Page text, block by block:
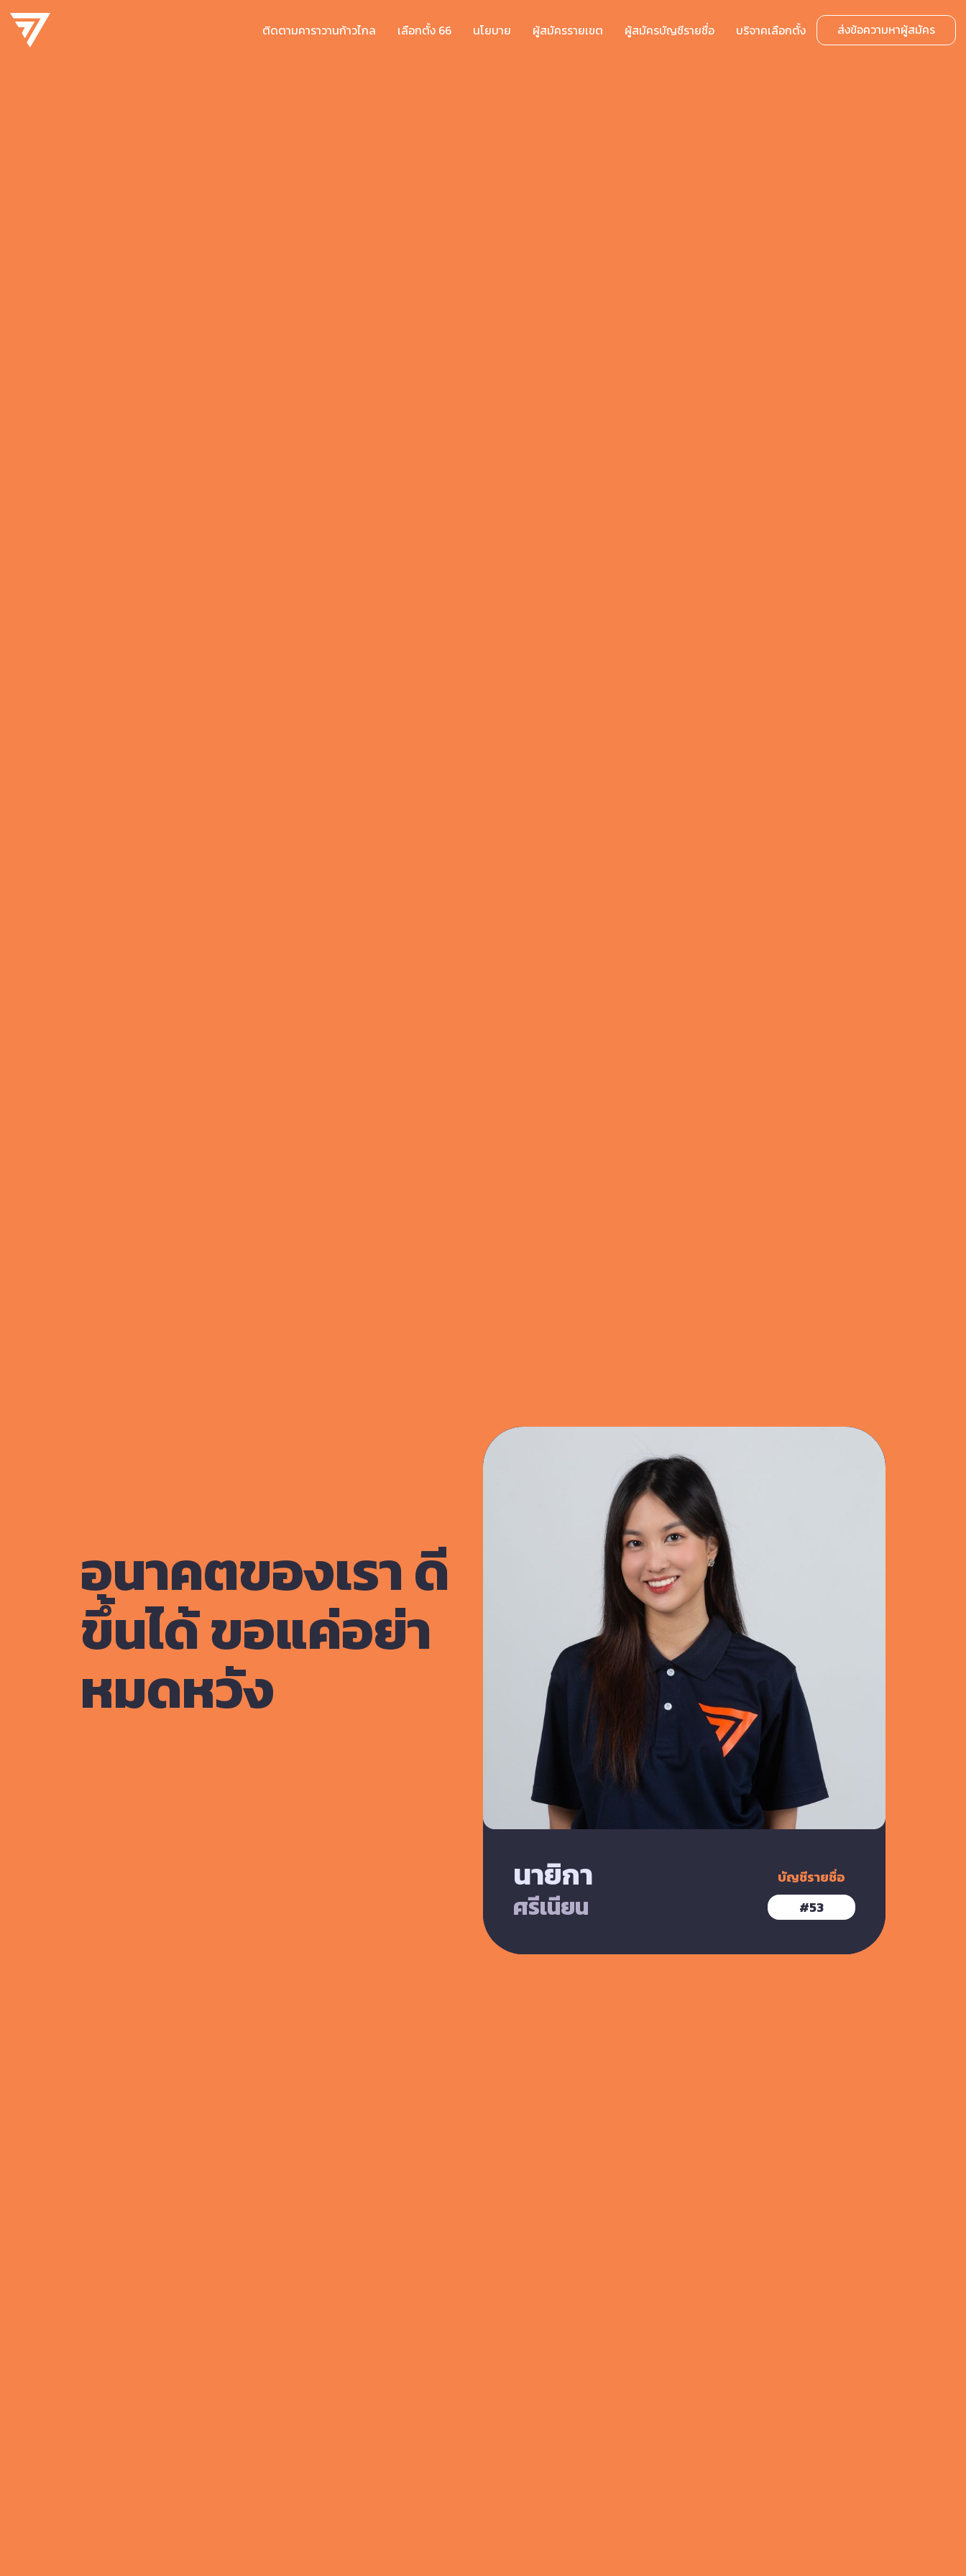
ติดตามคาราวานก้าวไกล เลือกตั้ง 66 นโยบาย ผู้สมัครรายเขต ผู้สมัครบัญชีรายชื่อ บริจาคเลือกตั้ง ส่งข้อความหาผู้สมัคร
นายิกา
ศรีเนียน
บัญชีรายชื่อ
#53
อนาคตของเรา ดี
ขึ้นได้ ขอแค่อย่า
หมดหวัง